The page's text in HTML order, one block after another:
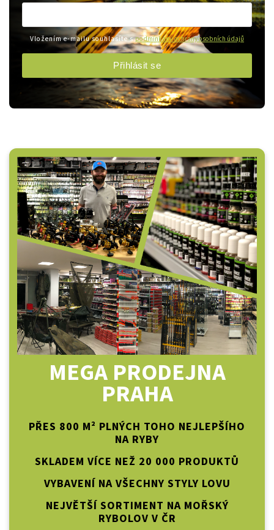
MEGA PRODEJNA
PRAHA
PŘES 800 M² PLNÝCH TOHO NEJLEPŠÍHO
NA RYBY
SKLADEM VÍCE NEŽ 20 000 PRODUKTŮ
VYBAVENÍ NA VŠECHNY STYLY LOVU
NEJVĚTŠÍ SORTIMENT NA MOŘSKÝ
RYBOLOV V ČR
Vložením e-mailu souhlasíte spodmínkami ochrany osobních údajů
Přihlásit se